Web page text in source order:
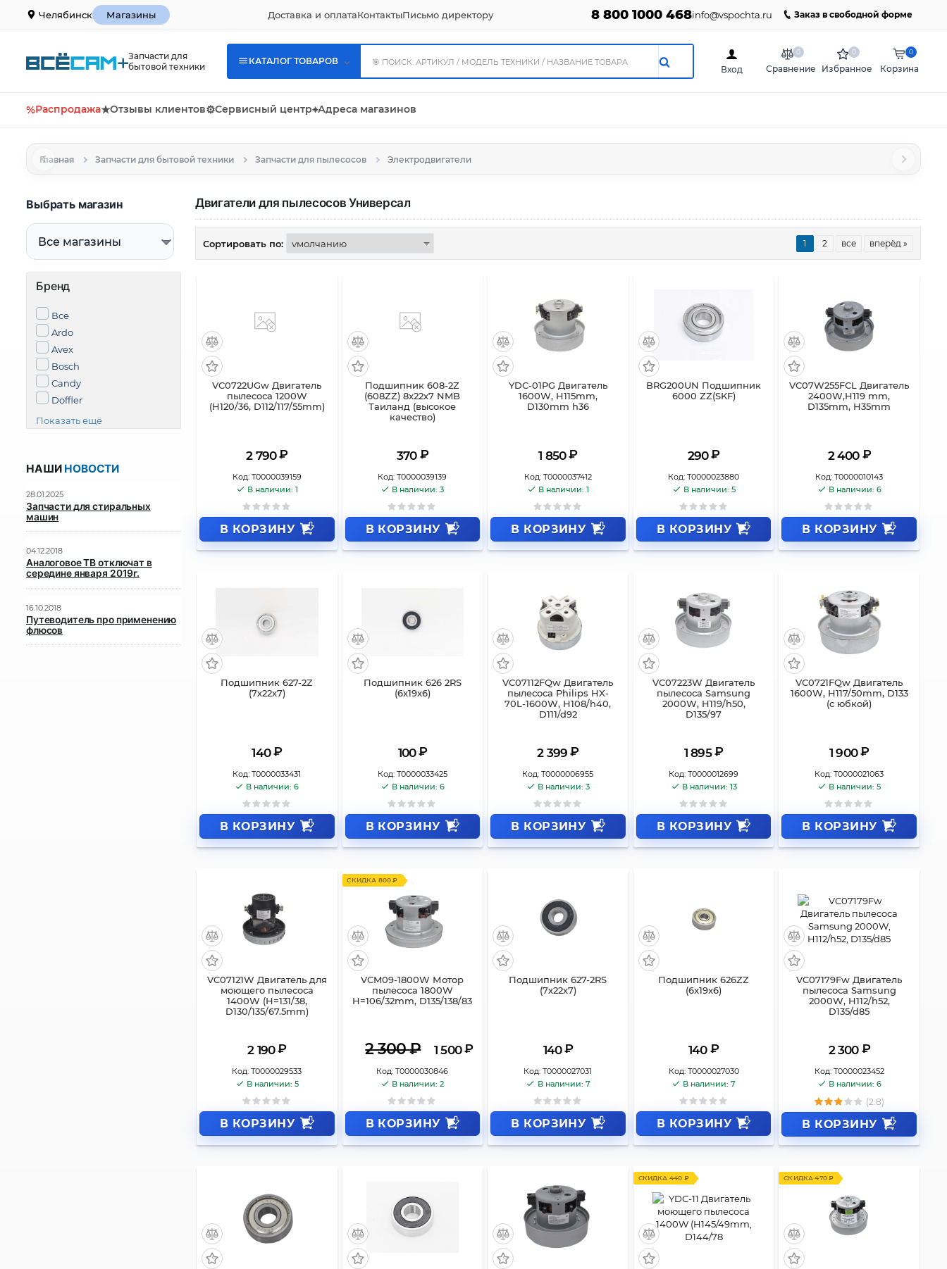
Челябинск Магазины Доставка и оплатаКонтактыПисьмо директору 8 800 1000 468info@vspochta.ru Заказ в свободной форме
Запчасти для
бытовой техники
КАТАЛОГ ТОВАРОВ
Вход Сравнение
0
Избранное
0
Корзина
0
%Распродажа★Отзывы клиентов⚙Сервисный центр⌖Адреса магазинов
Главная Запчасти для бытовой техники Запчасти для пылесосов Электродвигатели
Выбрать магазин
Бренд
Все
Ardo
Avex
Bosch
Candy
Doffler
Показать ещё
Двигатели для пылесосов Универсал
Сортировать по: 1 2 все вперёд »
VC0722UGw Двигатель
пылесоса 1200W
(H120/36, D112/117/55mm)
2 790 ₽
Код: Т0000039159
В наличии: 1
В КОРЗИНУ
Подшипник 608-2Z
(608ZZ) 8x22x7 NMB
Таиланд (высокое
качество)
370 ₽
Код: Т0000039139
В наличии: 3
В КОРЗИНУ
YDC-01PG Двигатель
1600W, H115mm,
D130mm h36
1 850 ₽
Код: Т0000037412
В наличии: 1
В КОРЗИНУ
BRG200UN Подшипник
6000 ZZ(SKF)
290 ₽
Код: Т0000023880
В наличии: 5
В КОРЗИНУ
VC07W255FCL Двигатель
2400W,H119 mm,
D135mm, H35mm
2 400 ₽
Код: Т0000010143
В наличии: 6
В КОРЗИНУ
Подшипник 627-2Z
(7х22х7)
140 ₽
Код: Т0000033431
В наличии: 6
В КОРЗИНУ
Подшипник 626 2RS
(6x19x6)
100 ₽
Код: Т0000033425
В наличии: 6
В КОРЗИНУ
VC07112FQw Двигатель
пылесоса Philips HX-
70L-1600W, H108/h40,
D111/d92
2 399 ₽
Код: Т0000006955
В наличии: 3
В КОРЗИНУ
VC07223W Двигатель
пылесоса Samsung
2000W, H119/h50,
D135/97
1 895 ₽
Код: Т0000012699
В наличии: 13
В КОРЗИНУ
VC0721FQw Двигатель
1600W, H117/50mm, D133
(с юбкой)
1 900 ₽
Код: Т0000021063
В наличии: 5
В КОРЗИНУ
VC07121W Двигатель для
моющего пылесоса
1400W (H=131/38,
D130/135/67.5mm)
2 190 ₽
Код: Т0000029533
В наличии: 5
В КОРЗИНУ
СКИДКА 800 ₽
VCM09-1800W Мотор
пылесоса 1800W
H=106/32mm, D135/138/83
2 300₽ 1 500 ₽
Код: Т0000030846
В наличии: 2
В КОРЗИНУ
Подшипник 627-2RS
(7х22х7)
140 ₽
Код: Т0000027031
В наличии: 7
В КОРЗИНУ
Подшипник 626ZZ
(6x19x6)
140 ₽
Код: Т0000027030
В наличии: 7
В КОРЗИНУ
VC07179Fw Двигатель
пылесоса Samsung
2000W, H112/h52,
D135/d85
2 300 ₽
Код: Т0000023452
В наличии: 6
(2.8)
В КОРЗИНУ
СКИДКА 440 ₽ СКИДКА 470 ₽
НАШИ НОВОСТИ
28.01.2025
Запчасти для стиральных
машин
04.12.2018
Аналоговое ТВ отключат в
середине января 2019г.
16.10.2018
Путеводитель про применению
флюсов